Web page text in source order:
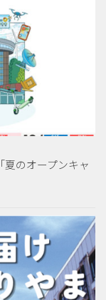
夏のオープンキャ